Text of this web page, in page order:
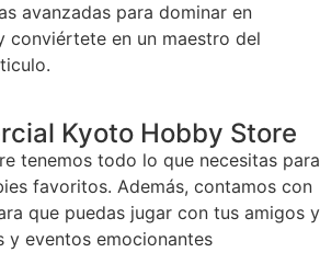
avanzadas para dominar en
conviértete en un maestro del
Kyoto Hobby Store
tenemos todo lo que necesitas para
favoritos. Además, contamos con
que puedas jugar con tus amigos y
y eventos emocionantes